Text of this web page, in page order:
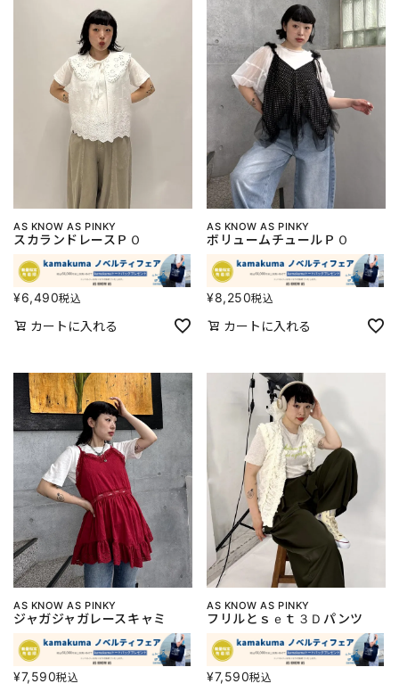
AS KNOW AS PINKY
スカランドレースＰＯ
¥6,490税込
カートに入れる
AS KNOW AS PINKY
ボリュームチュールＰＯ
¥8,250税込
カートに入れる
AS KNOW AS PINKY
ジャガジャガレースキャミ
¥7,590税込
AS KNOW AS PINKY
フリルとｓｅｔ３Ｄパンツ
¥7,590税込